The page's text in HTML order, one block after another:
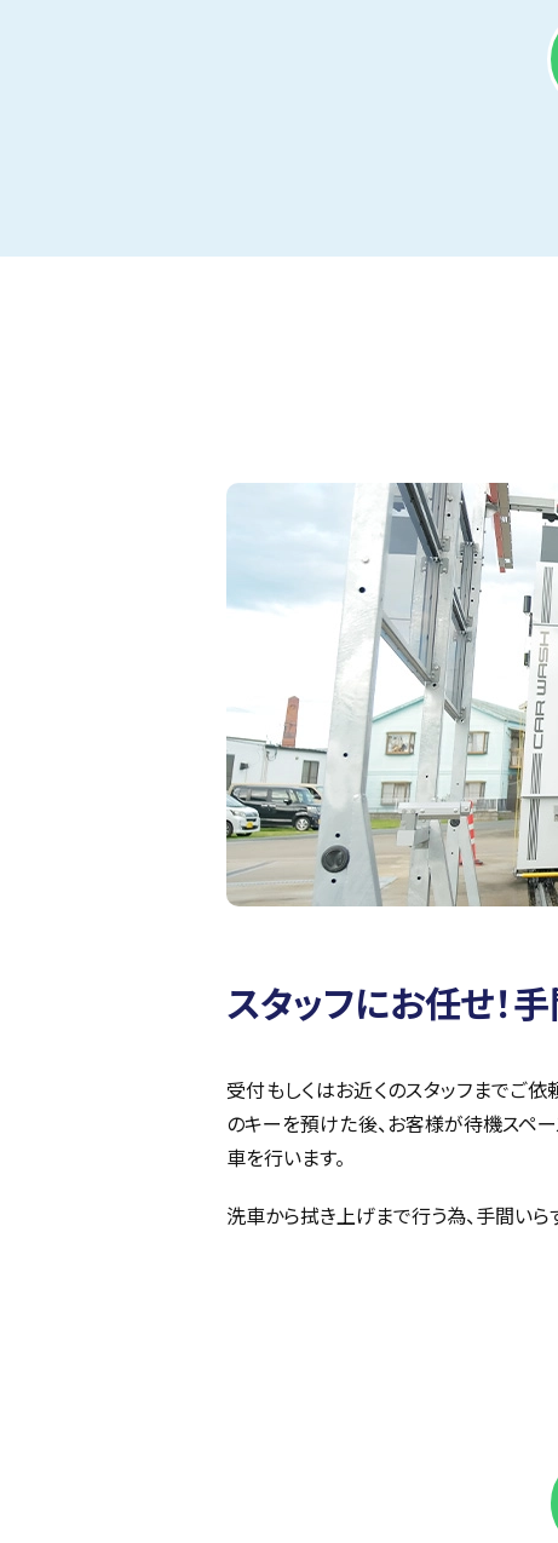
スタッフにお任せ！手
受付もしくはお近くのスタッフまでご依
のキーを預けた後、お客様が待機スペ
車を行います。
洗車から拭き上げまで行う為、手間いら